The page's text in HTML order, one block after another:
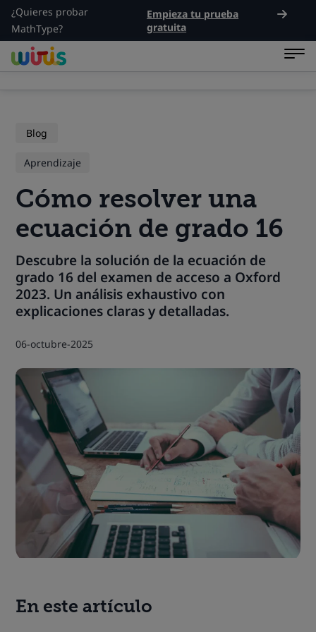
¿Quieres probar
MathType?
Empieza tu prueba
gratuita
Blog
Aprendizaje
Cómo resolver una
ecuación de grado 16
Descubre la solución de la ecuación de
grado 16 del examen de acceso a Oxford
2023. Un análisis exhaustivo con
explicaciones claras y detalladas.
06-octubre-2025
En este artículo